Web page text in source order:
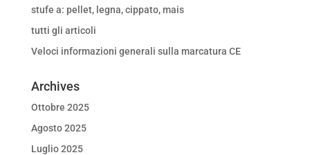
stufe a: pellet, legna, cippato, mais
tutti gli articoli
Veloci informazioni generali sulla marcatura CE
Archives
Ottobre 2025
Agosto 2025
Luglio 2025